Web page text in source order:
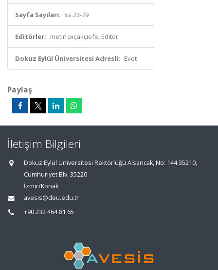
Sayfa Sayıları: ss.73-79
Editörler: metin pıçakçıefe, Editör
Dokuz Eylül Üniversitesi Adresli: Evet
Paylaş
İletişim Bilgileri
Dokuz Eylül Üniversitesi Rektörlüğü Alsancak, No: 144 35210,
Cumhuriyet Blv, 35220
İzmir/Konak
avesis@deu.edu.tr
+90 232 464 81 65